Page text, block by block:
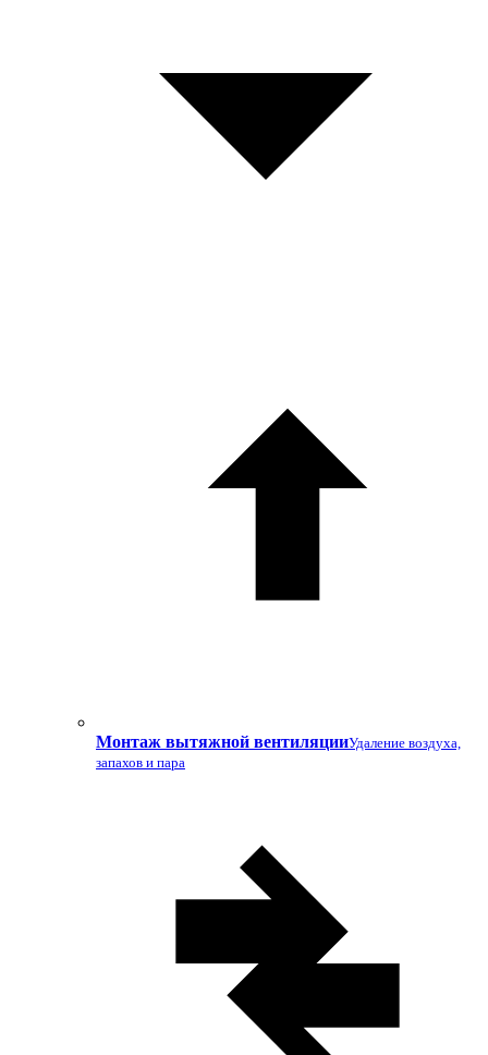
Монтаж вытяжной вентиляцииУдаление воздуха,
запахов и пара